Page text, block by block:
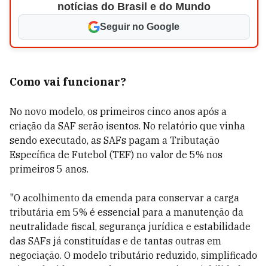
notícias do Brasil e do Mundo
Seguir no Google
Como vai funcionar?
No novo modelo, os primeiros cinco anos após a
criação da SAF serão isentos. No relatório que vinha
sendo executado, as SAFs pagam a Tributação
Específica de Futebol (TEF) no valor de 5% nos
primeiros 5 anos.
"O acolhimento da emenda para conservar a carga
tributária em 5% é essencial para a manutenção da
neutralidade fiscal, segurança jurídica e estabilidade
das SAFs já constituídas e de tantas outras em
negociação. O modelo tributário reduzido, simplificado